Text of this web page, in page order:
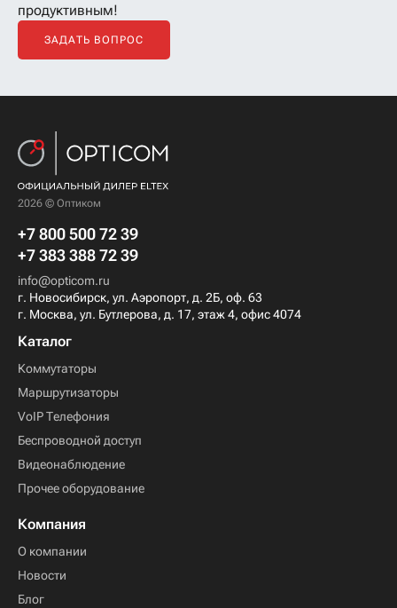
продуктивным!
ЗАДАТЬ ВОПРОС
2026 © Оптиком
+7 800 500 72 39
+7 383 388 72 39
info@opticom.ru
г. Новосибирск, ул. Аэропорт, д. 2Б, оф. 63
г. Москва, ул. Бутлерова, д. 17, этаж 4, офис 4074
Каталог
Коммутаторы
Маршрутизаторы
VoIP Телефония
Беспроводной доступ
Видеонаблюдение
Прочее оборудование
Компания
О компании
Новости
Блог